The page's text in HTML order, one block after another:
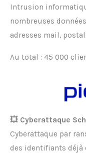
Intrusion
nombreuses
adresses mail,
Au total : 45 000
💥 Cyberattaque
Cyberattaque par
des identifiants déjà